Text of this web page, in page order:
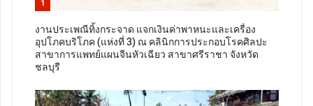
1
งานประเพณีทิ้งกระจาด แจกเงินค่าพาหนะและเครื่อง
อุปโภคบริโภค (แห่งที่ 3) ณ คลินิกการประกอบโรคศิลปะ
สาขาการแพทย์แผนจีนหัวเฉียว สาขาศรีราชา จังหวัด
ชลบุรี